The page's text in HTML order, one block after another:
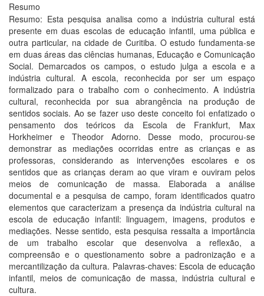
Resumo
Resumo: Esta pesquisa analisa como a indústria cultural está
presente em duas escolas de educação infantil, uma pública e
outra particular, na cidade de Curitiba. O estudo fundamenta-se
em duas áreas das ciências humanas, Educação e Comunicação
Social. Demarcados os campos, o estudo julga a escola e a
indústria cultural. A escola, reconhecida por ser um espaço
formalizado para o trabalho com o conhecimento. A indústria
cultural, reconhecida por sua abrangência na produção de
sentidos sociais. Ao se fazer uso deste conceito foi enfatizado o
pensamento dos teóricos da Escola de Frankfurt, Max
Horkheimer e Theodor Adorno. Desse modo, procurou-se
demonstrar as mediações ocorridas entre as crianças e as
professoras, considerando as intervenções escolares e os
sentidos que as crianças deram ao que viram e ouviram pelos
meios de comunicação de massa. Elaborada a análise
documental e a pesquisa de campo, foram identificados quatro
elementos que caracterizam a presença da indústria cultural na
escola de educação infantil: linguagem, imagens, produtos e
mediações. Nesse sentido, esta pesquisa ressalta a importância
de um trabalho escolar que desenvolva a reflexão, a
compreensão e o questionamento sobre a padronização e a
mercantilização da cultura. Palavras-chaves: Escola de educação
infantil, meios de comunicação de massa, indústria cultural e
cultura.